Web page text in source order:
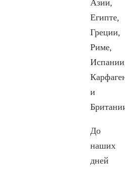
Азии,
Египте,
Греции,
Риме,
и
До
наших
дней